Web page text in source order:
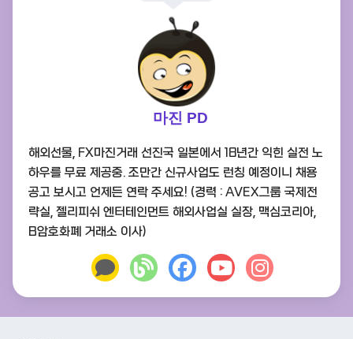
마진 PD
해외선물, FX마진거래 선진국 일본에서 18년간 익힌 실전 노
하우를 무료 제공중. 조만간 신규사업도 런칭 예정이니 채용
공고 보시고 언제든 연락 주세요! (경력 : AVEX그룹 국제전
략실, 젤리피쉬 엔터테인먼트 해외사업실 실장, 맥심코리아,
B암호화폐 거래소 이사)